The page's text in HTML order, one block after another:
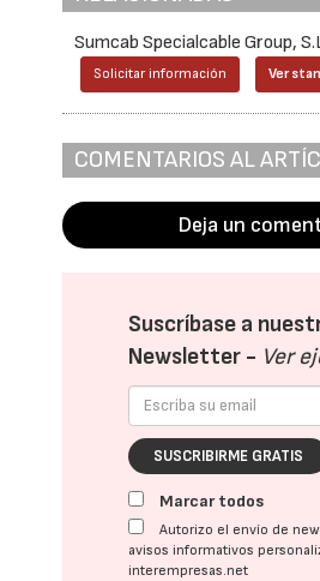
Sumcab Specialcable Group,
Solicitar información Ver
COMENTARIOS AL
Deja un
Suscríbase a
Newsletter - Ver
SUSCRIBIRME GRATIS
Marcar todos
Autorizo el envío de
avisos informativos
interempresas.net